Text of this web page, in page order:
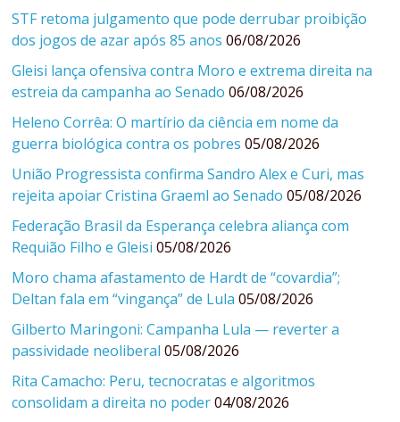
STF retoma julgamento que pode derrubar proibição
dos jogos de azar após 85 anos 06/08/2026
Gleisi lança ofensiva contra Moro e extrema direita na
estreia da campanha ao Senado 06/08/2026
Heleno Corrêa: O martírio da ciência em nome da
guerra biológica contra os pobres 05/08/2026
União Progressista confirma Sandro Alex e Curi, mas
rejeita apoiar Cristina Graeml ao Senado 05/08/2026
Federação Brasil da Esperança celebra aliança com
Requião Filho e Gleisi 05/08/2026
Moro chama afastamento de Hardt de “covardia”;
Deltan fala em “vingança” de Lula 05/08/2026
Gilberto Maringoni: Campanha Lula — reverter a
passividade neoliberal 05/08/2026
Rita Camacho: Peru, tecnocratas e algoritmos
consolidam a direita no poder 04/08/2026